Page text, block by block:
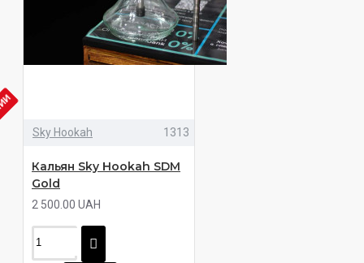
Sky Hookah 1313
Кальян Sky Hookah SDM
Gold
2 500.00 UAH